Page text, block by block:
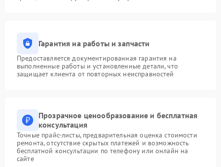
Гарантия на работы и запчасти
Предоставляется документированная гарантия на
выполненные работы и установленные детали, что
защищает клиента от повторных неисправностей
Прозрачное ценообразование и бесплатная
консультация
Точные прайс-листы, предварительная оценка стоимости
ремонта, отсутствие скрытых платежей и возможность
бесплатной консультации по телефону или онлайн на
сайте